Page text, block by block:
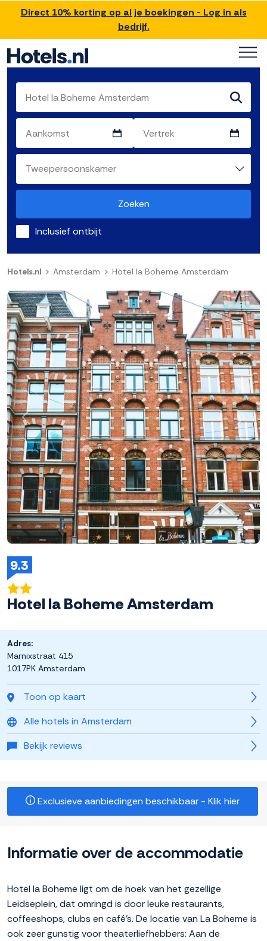
Direct 10% korting op al je boekingen - Log in als
bedrijf.
Zoeken
Inclusief ontbijt
Hotels.nl Amsterdam Hotel la Boheme Amsterdam
9.3
Hotel la Boheme Amsterdam
Toon op kaart
Alle hotels in Amsterdam
Bekijk reviews
Adres:
Marnixstraat 415
1017PK Amsterdam
Exclusieve aanbiedingen beschikbaar - Klik hier
Informatie over de accommodatie
Hotel la Boheme ligt om de hoek van het gezellige
Leidseplein, dat omringd is door leuke restaurants,
coffeeshops, clubs en café's. De locatie van La Boheme is
ook zeer gunstig voor theaterliefhebbers: Aan de